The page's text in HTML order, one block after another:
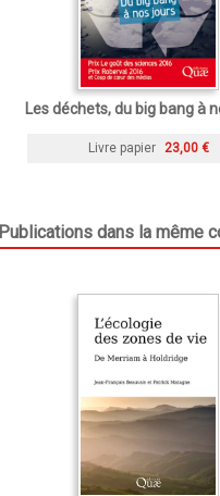
Les déchets, du big bang à
Livre papier 23,00 €
Publications dans la même